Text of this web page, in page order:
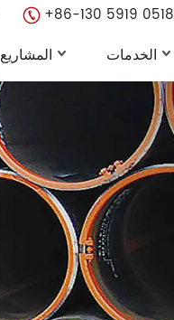
+86-130 5919 0518
المشاريع الخدمات